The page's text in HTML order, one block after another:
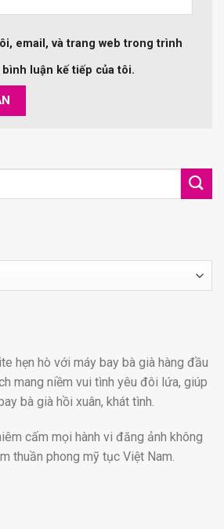
email, và trang web trong trình
luận kế tiếp của tôi.
hẹn hò với máy bay bà già hàng đầu
mang niềm vui tình yêu đôi lứa, giúp
bà già hồi xuân, khát tình.
cấm mọi hành vi đăng ảnh không
thuần phong mỹ tục Việt Nam.